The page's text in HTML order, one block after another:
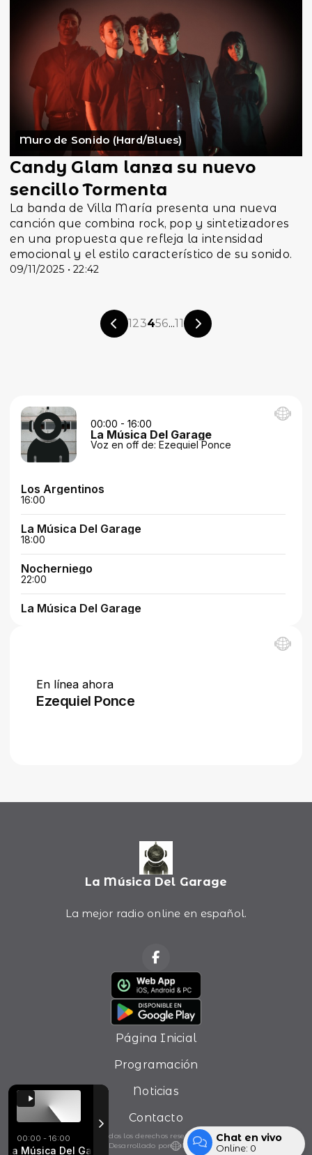
00:00 - 16:00
La Música Del Garage con Ezequiel PonceLa Música Del
Los Violadores - Mercado Indio Los Violadores - Mercado Indio
Muro de Sonido (Hard/Blues)
09/11/2025 • 22:42
Candy Glam lanza su nuevo
sencillo Tormenta
La banda de Villa María presenta una nueva
canción que combina rock, pop y sintetizadores
en una propuesta que refleja la intensidad
emocional y el estilo característico de su sonido.
123456...11
La Música Del Garage
La mejor radio online en español.
Página Inicial
Programación
Noticias
Contacto
Todos los derechos reservados.
Desarrollado por
Chat en vivo
Online: 0